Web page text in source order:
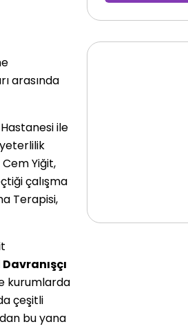
arasında
Hastanesi ile
Cem Yiğit,
çalışma
Terapisi,
kurumlarda
çeşitli
bu yana